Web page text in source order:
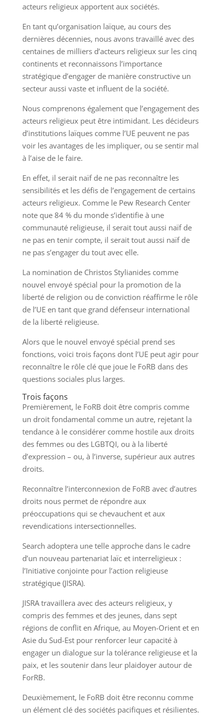
acteurs religieux apportent aux sociétés.
En tant qu’organisation laïque, au cours des
dernières décennies, nous avons travaillé avec des
centaines de milliers d’acteurs religieux sur les cinq
continents et reconnaissons l’importance
stratégique d’engager de manière constructive un
secteur aussi vaste et influent de la société.
Nous comprenons également que l’engagement des
acteurs religieux peut être intimidant. Les décideurs
d’institutions laïques comme l’UE peuvent ne pas
voir les avantages de les impliquer, ou se sentir mal
à l’aise de le faire.
En effet, il serait naïf de ne pas reconnaître les
sensibilités et les défis de l’engagement de certains
acteurs religieux. Comme le Pew Research Center
note que 84 % du monde s’identifie à une
communauté religieuse, il serait tout aussi naïf de
ne pas en tenir compte, il serait tout aussi naïf de
ne pas s’engager du tout avec elle.
La nomination de Christos Stylianides comme
nouvel envoyé spécial pour la promotion de la
liberté de religion ou de conviction réaffirme le rôle
de l’UE en tant que grand défenseur international
de la liberté religieuse.
Alors que le nouvel envoyé spécial prend ses
fonctions, voici trois façons dont l’UE peut agir pour
reconnaître le rôle clé que joue le FoRB dans des
questions sociales plus larges.
Trois façons
Premièrement, le FoRB doit être compris comme
un droit fondamental comme un autre, rejetant la
tendance à le considérer comme hostile aux droits
des femmes ou des LGBTQI, ou à la liberté
d’expression – ou, à l’inverse, supérieur aux autres
droits.
Reconnaître l’interconnexion de FoRB avec d’autres
droits nous permet de répondre aux
préoccupations qui se chevauchent et aux
revendications intersectionnelles.
Search adoptera une telle approche dans le cadre
d’un nouveau partenariat laïc et interreligieux :
l’Initiative conjointe pour l’action religieuse
stratégique (JISRA).
JISRA travaillera avec des acteurs religieux, y
compris des femmes et des jeunes, dans sept
régions de conflit en Afrique, au Moyen-Orient et en
Asie du Sud-Est pour renforcer leur capacité à
engager un dialogue sur la tolérance religieuse et la
paix, et les soutenir dans leur plaidoyer autour de
ForRB.
Deuxièmement, le FoRB doit être reconnu comme
un élément clé des sociétés pacifiques et résilientes.